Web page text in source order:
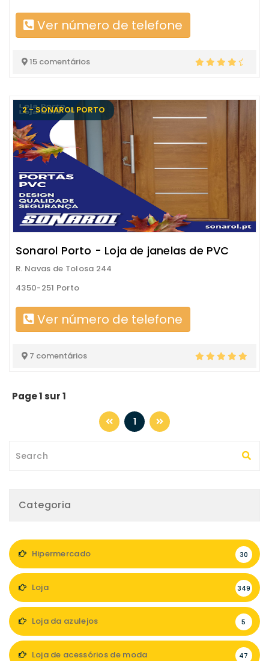
Ver número de telefone
15 comentários
2 - SONAROL PORTO
Sonarol Porto - Loja de janelas de PVC
R. Navas de Tolosa 244
4350-251 Porto
Ver número de telefone
7 comentários
Page 1 sur 1
1
Categoria
Hipermercado 30
Loja 349
Loja da azulejos 5
Loja de acessórios de moda 47